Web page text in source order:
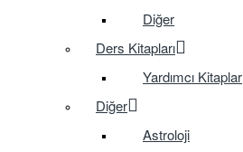
Diğer
Ders Kitapları
Yardımcı Kitaplar
Diğer
Astroloji